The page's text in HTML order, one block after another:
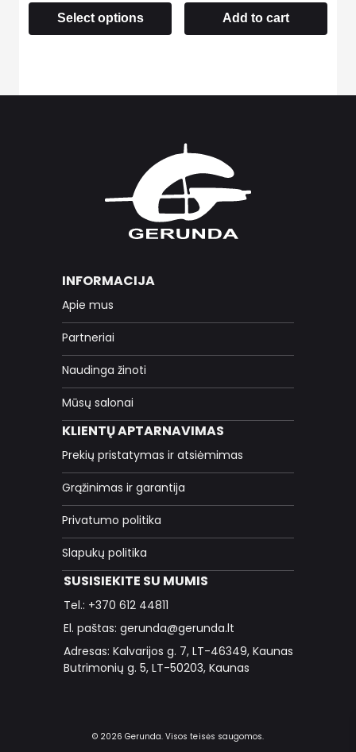
Select options Add to cart
INFORMACIJA
Apie mus
Partneriai
Naudinga žinoti
Mūsų salonai
KLIENTŲ APTARNAVIMAS
Prekių pristatymas ir atsiėmimas
Grąžinimas ir garantija
Privatumo politika
Slapukų politika
SUSISIEKITE SU MUMIS
Tel.: +370 612 44811
El. paštas: gerunda@gerunda.lt
Adresas: Kalvarijos g. 7, LT-46349, Kaunas
Butrimonių g. 5, LT-50203, Kaunas
© 2026 Gerunda. Visos teisės saugomos.